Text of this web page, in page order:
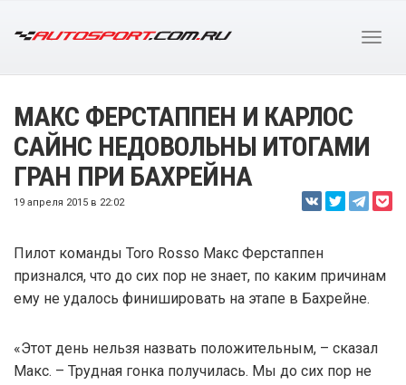
МАКС ФЕРСТАППЕН И КАРЛОС
САЙНС НЕДОВОЛЬНЫ ИТОГАМИ
ГРАН ПРИ БАХРЕЙНА
19 апреля 2015 в 22:02
Пилот команды Toro Rosso Макс Ферстаппен
признался, что до сих пор не знает, по каким причинам
ему не удалось финишировать на этапе в Бахрейне.
«Этот день нельзя назвать положительным, – сказал
Макс. – Трудная гонка получилась. Мы до сих пор не